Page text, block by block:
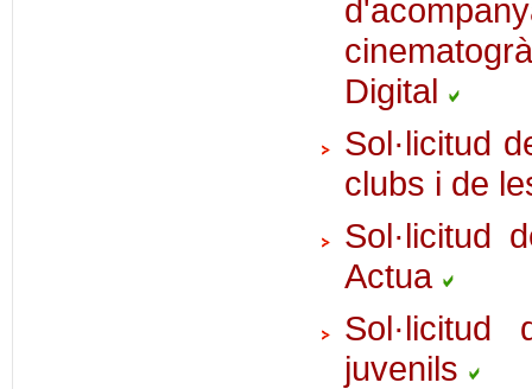
Digital
Sol·licitud
clubs i de
Sol·licitud
Actua
juvenils